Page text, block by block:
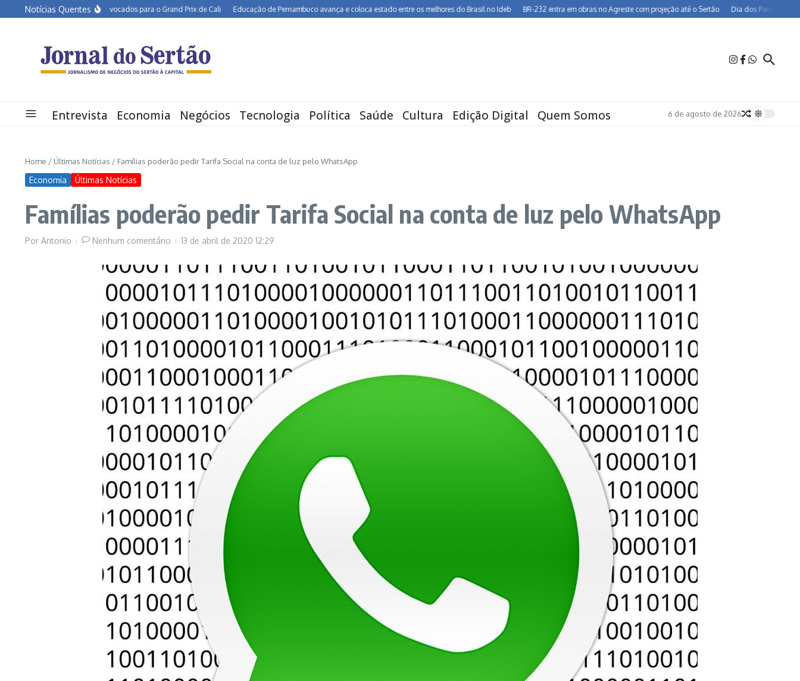
Ir para o conteúdo
Notícias Quentes
tem três atletas convocados para o Grand Prix de Cali Educação de Pernambuco avança e coloca estado entre os melhores do Brasil no Ideb BR-232 entra em obras no Agreste com projeção até o Sertão Dia dos Pais deve injetar R$
Entrevista Economia Negócios Tecnologia Política Saúde Cultura Edição Digital Quem Somos 6 de agosto de 2026
Home / Últimas Notícias / Famílias poderão pedir Tarifa Social na conta de luz pelo WhatsApp
Economia Últimas Notícias
Famílias poderão pedir Tarifa Social na conta de luz pelo WhatsApp
Por Antonio Nenhum comentário 13 de abril de 2020 12:29